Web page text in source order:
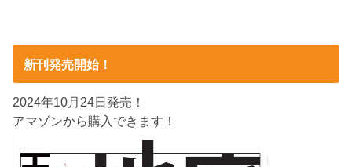
新刊発売開始！
2024年10月24日発売！
アマゾンから購入できます！